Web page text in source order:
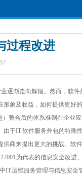
过程改进
逐渐走向辉煌。然而，软
象及收益，如何提供更好
整合后的体系准则在企业
于IT 软件服务外包的特殊
商来提出更大的挑战。软
为代表的信息安全改进
IT 运维服务管理与信息安